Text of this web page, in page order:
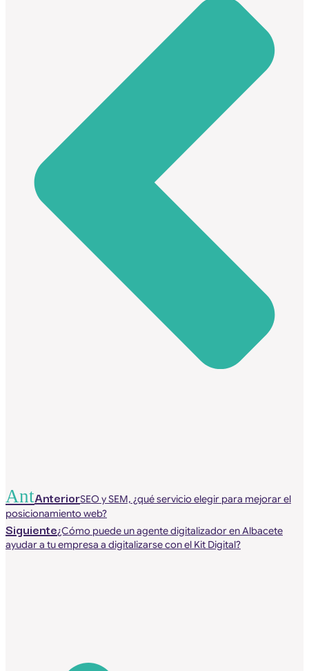
AntAnteriorSEO y SEM, ¿qué servicio elegir para mejorar el
posicionamiento web?
Siguiente¿Cómo puede un agente digitalizador en Albacete
ayudar a tu empresa a digitalizarse con el Kit Digital?